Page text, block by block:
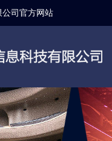
司官方网站